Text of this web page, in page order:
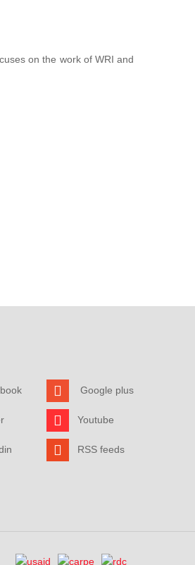
on the work of WRI and
Google plus
Youtube
RSS feeds